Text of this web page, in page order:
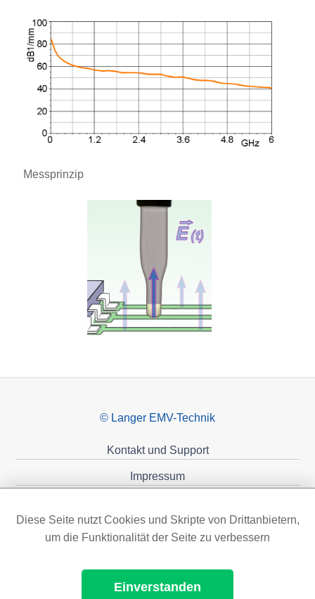
Messprinzip
© Langer EMV-Technik
Kontakt und Support
Impressum
Diese Seite nutzt Cookies und Skripte von Drittanbietern,
um die Funktionalität der Seite zu verbessern
Einverstanden